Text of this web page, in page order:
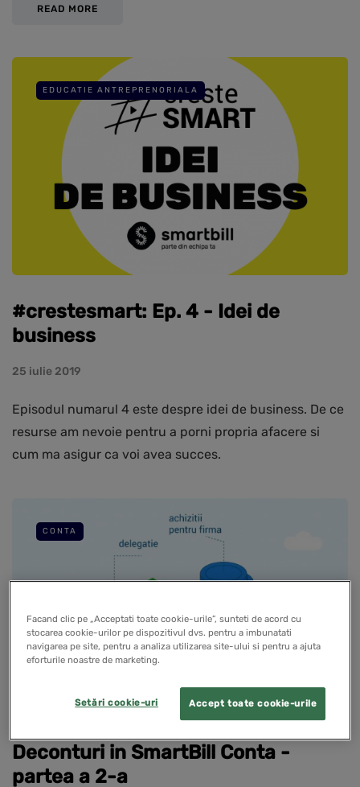
READ MORE
EDUCATIE ANTREPRENORIALA
#crestesmart: Ep. 4 - Idei de
business
25 iulie 2019
Episodul numarul 4 este despre idei de business. De ce
resurse am nevoie pentru a porni propria afacere si
cum ma asigur ca voi avea succes.
CONTA
Deconturi in SmartBill Conta -
partea a 2-a
Facand clic pe „Acceptati toate cookie-urile”, sunteti de acord cu
stocarea cookie-urilor pe dispozitivul dvs. pentru a imbunatati
navigarea pe site, pentru a analiza utilizarea site-ului si pentru a ajuta
eforturile noastre de marketing.
Accept toate cookie-urile
Setări cookie-uri